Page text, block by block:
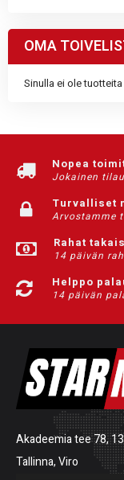
OMA
Sinulla ei ole
Nopea
Jokainen
Turvalliset
Arvostamme
Rahat
14 päivän
Helppo
14 päivän
Akadeemia tee 78,
Tallinna, Viro